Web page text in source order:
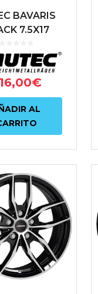
BAVARIS
7.5X17
€
AL